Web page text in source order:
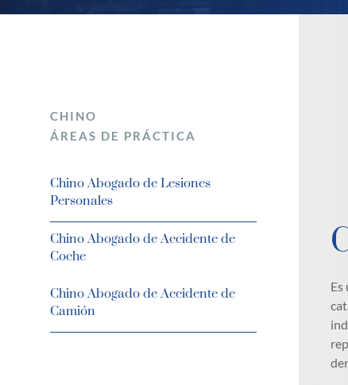
CHINO
ÁREAS DE PRÁCTICA
Chino Abogado de Lesiones
Personales
Chino Abogado de Accidente de
Coche
Chino Abogado de Accidente de
Camión
Es